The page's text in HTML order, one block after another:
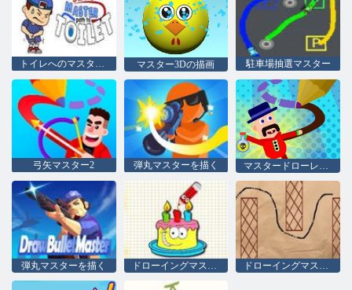
マスター3Dの描画 駐車場抽選マスター
弓矢マスター2 弾丸マスターを描く マスタードローレジェンド
弾丸マスターを描く ドローイングマスター ドローイングマスター